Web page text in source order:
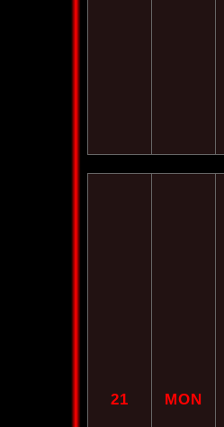
21 MON